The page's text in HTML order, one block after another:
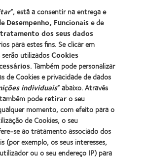
e a visão
”, está a consentir na entrega e
Desempenho, Funcionaise de
tratamento dos seus dados
para estes fins. Se clicar em
serão utilizadosCookies
. Também pode personalizar
de Cookies e privacidade de dados
individuais” abaixo. Através
poderetiraro seu
momento, com efeito para o
de Cookies, o seu
se ao tratamento associado dos
(por exemplo, os seus interesses,
ou o seu endereço IP) para